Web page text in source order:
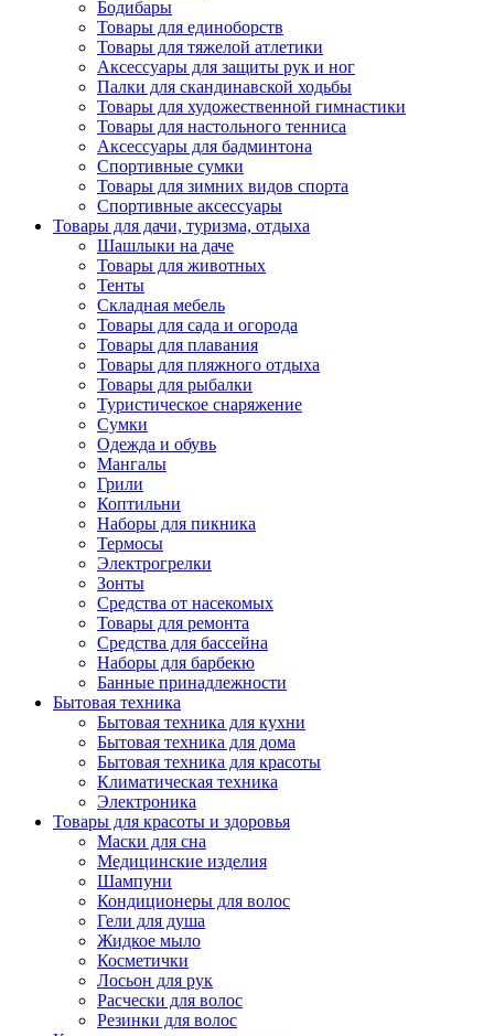
Бодибары
Товары для единоборств
Товары для тяжелой атлетики
Аксессуары для защиты рук и ног
Палки для скандинавской ходьбы
Товары для художественной гимнастики
Товары для настольного тенниса
Аксессуары для бадминтона
Спортивные сумки
Товары для зимних видов спорта
Спортивные аксессуары
Товары для дачи, туризма, отдыха
Шашлыки на даче
Товары для животных
Тенты
Складная мебель
Товары для сада и огорода
Товары для плавания
Товары для пляжного отдыха
Товары для рыбалки
Туристическое снаряжение
Сумки
Одежда и обувь
Мангалы
Грили
Коптильни
Наборы для пикника
Термосы
Электрогрелки
Зонты
Средства от насекомых
Товары для ремонта
Средства для бассейна
Наборы для барбекю
Банные принадлежности
Бытовая техника
Бытовая техника для кухни
Бытовая техника для дома
Бытовая техника для красоты
Климатическая техника
Электроника
Товары для красоты и здоровья
Маски для сна
Медицинские изделия
Шампуни
Кондиционеры для волос
Гели для душа
Жидкое мыло
Косметички
Лосьон для рук
Расчески для волос
Резинки для волос